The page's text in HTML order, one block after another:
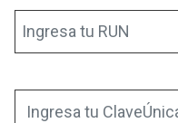
Ingresa tu RUN
Ingresa tu ClaveÚnica